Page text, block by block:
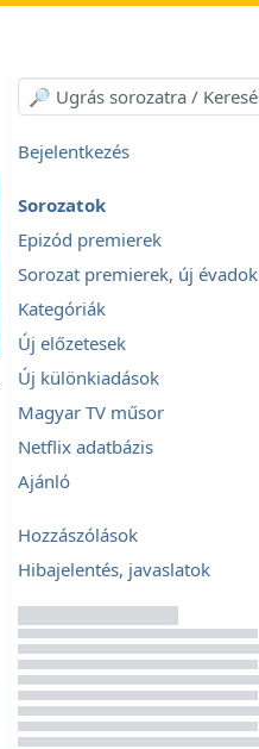
Bejelentkezés
Sorozatok
Epizód premierek
Sorozat premierek, új évadok
Kategóriák
Új előzetesek
Új különkiadások
Magyar TV műsor
Netflix adatbázis
Ajánló
Hozzászólások
Hibajelentés, javaslatok